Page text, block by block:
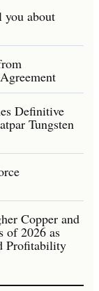
you about
Definitive
Tungsten
Copper and
of 2026 as
Profitability